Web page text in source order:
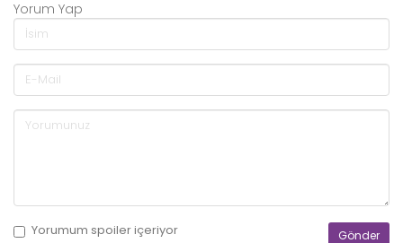
Yorum Yap
Yorumum spoileriçeriyor